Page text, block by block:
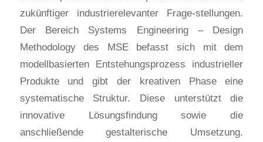
zukünftiger industrierelevanter Frage-stellungen.
Der Bereich Systems Engineering – Design
Methodology des MSE befasst sich mit dem
modellbasierten Entstehungsprozess industrieller
Produkte und gibt der kreativen Phase eine
systematische Struktur. Diese unterstützt die
innovative Lösungsfindung sowie die
anschließende gestalterische Umsetzung.